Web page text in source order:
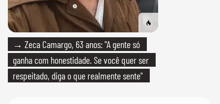
→ Zeca Camargo, 63 anos: "A gente só
ganha com honestidade. Se você quer ser
respeitado, diga o que realmente sente"